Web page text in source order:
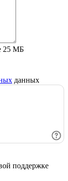
25 МБ
данных
поддержке